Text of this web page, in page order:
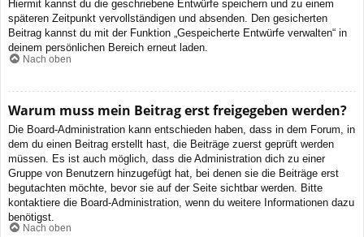
Hiermit kannst du die geschriebene Entwürfe speichern und zu einem
späteren Zeitpunkt vervollständigen und absenden. Den gesicherten
Beitrag kannst du mit der Funktion „Gespeicherte Entwürfe verwalten“ in
deinem persönlichen Bereich erneut laden.
Nach oben
Warum muss mein Beitrag erst freigegeben werden?
Die Board-Administration kann entschieden haben, dass in dem Forum, in
dem du einen Beitrag erstellt hast, die Beiträge zuerst geprüft werden
müssen. Es ist auch möglich, dass die Administration dich zu einer
Gruppe von Benutzern hinzugefügt hat, bei denen sie die Beiträge erst
begutachten möchte, bevor sie auf der Seite sichtbar werden. Bitte
kontaktiere die Board-Administration, wenn du weitere Informationen dazu
benötigst.
Nach oben